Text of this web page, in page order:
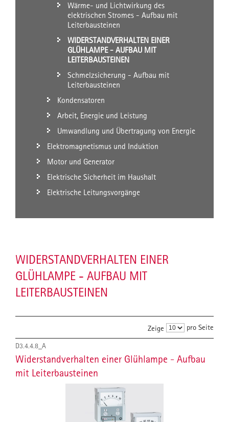
Wärme- und Lichtwirkung des
elektrischen Stromes - Aufbau mit
Leiterbausteinen
WIDERSTANDVERHALTEN EINER
GLÜHLAMPE - AUFBAU MIT
LEITERBAUSTEINEN
Schmelzsicherung - Aufbau mit
Leiterbausteinen
Kondensatoren
Arbeit, Energie und Leistung
Umwandlung und Übertragung von Energie
Elektromagnetismus und Induktion
Motor und Generator
Elektrische Sicherheit im Haushalt
Elektrische Leitungsvorgänge
WIDERSTANDVERHALTEN EINER
GLÜHLAMPE - AUFBAU MIT
LEITERBAUSTEINEN
Zeige pro Seite
D3.4.4.8_A
Widerstandverhalten einer Glühlampe - Aufbau
mit Leiterbausteinen